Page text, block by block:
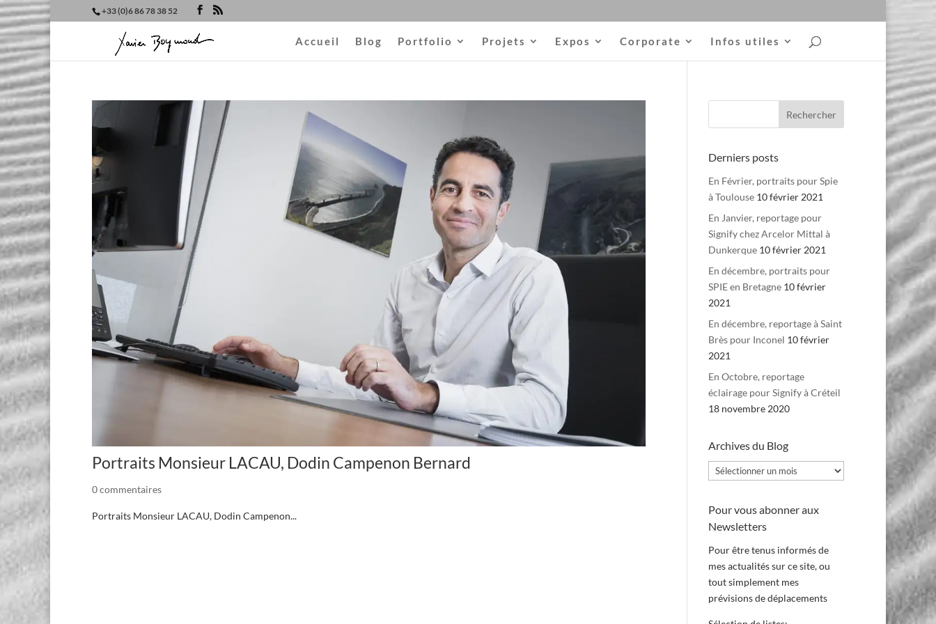
+33 (0)6 86 78 38 52
Accueil Blog Portfolio Projets Expos Corporate Infos utiles
Portraits Monsieur LACAU, Dodin Campenon Bernard
0 commentaires
Portraits Monsieur LACAU, Dodin Campenon...
Derniers posts
En Février, portraits pour Spie
à Toulouse 10 février 2021
En Janvier, reportage pour
Signify chez Arcelor Mittal à
Dunkerque 10 février 2021
En décembre, portraits pour
SPIE en Bretagne 10 février
2021
En décembre, reportage à Saint
Brès pour Inconel 10 février
2021
En Octobre, reportage
éclairage pour Signify à Créteil
18 novembre 2020
Archives du Blog
Archives
du
Pour vous abonner aux
Newsletters
Pour être tenus informés de
mes actualités sur ce site, ou
tout simplement mes
prévisions de déplacements